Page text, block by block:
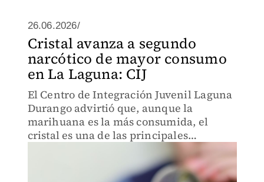
26.06.2026/
Cristal avanza a segundo
narcótico de mayor consumo
en La Laguna: CIJ
El Centro de Integración Juvenil Laguna
Durango advirtió que, aunque la
marihuana es la más consumida, el
cristal es una de las principales